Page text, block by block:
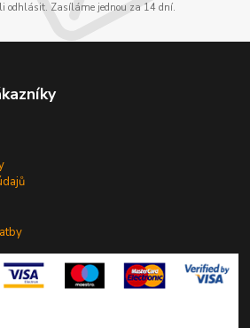
odhlásit. Zasíláme jednou za 14 dní.